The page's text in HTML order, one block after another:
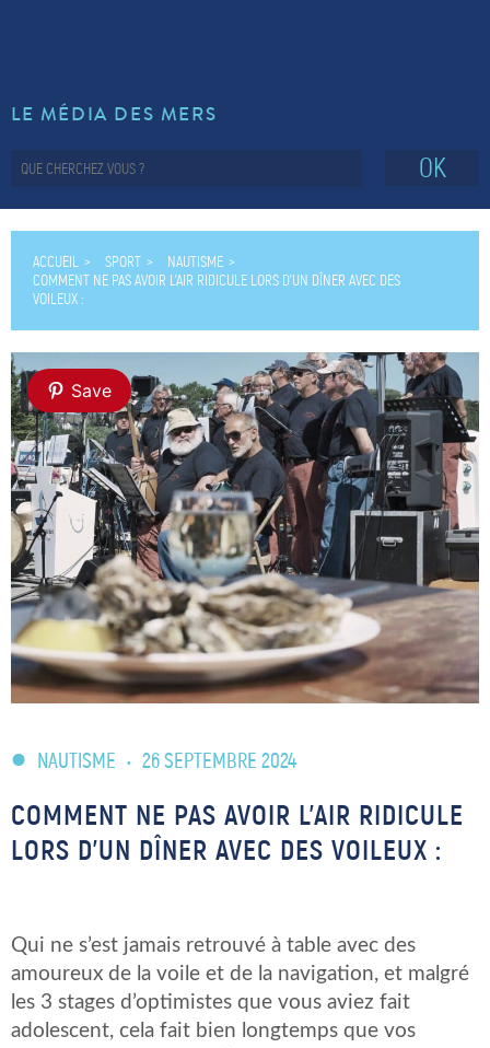
LE MÉDIA DES MERS
OK
ACCUEIL SPORT
NAUTISME
COMMENT NE PAS AVOIR L’AIR RIDICULE LORS D’UN DÎNER AVEC DES
VOILEUX :
Save
NAUTISME • 26 SEPTEMBRE 2024
COMMENT NE PAS AVOIR L’AIR RIDICULE
LORS D’UN DÎNER AVEC DES VOILEUX :
Qui ne s’est jamais retrouvé à table avec des
amoureux de la voile et de la navigation, et malgré
les 3 stages d’optimistes que vous aviez fait
adolescent, cela fait bien longtemps que vos